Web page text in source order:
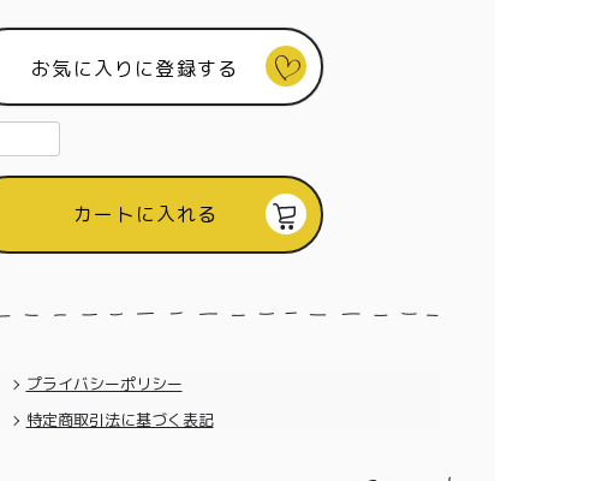
)
お気に入りに登録する
カートに入れる
プライバシーポリシー
特定商取引法に基づく表記